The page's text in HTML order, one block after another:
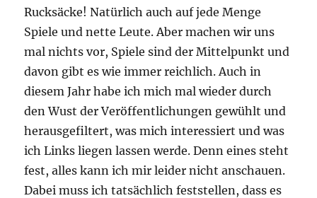
Rucksäcke! Natürlich auch auf jede Menge
Spiele und nette Leute. Aber machen wir uns
mal nichts vor, Spiele sind der Mittelpunkt und
davon gibt es wie immer reichlich. Auch in
diesem Jahr habe ich mich mal wieder durch
den Wust der Veröffentlichungen gewühlt und
herausgefiltert, was mich interessiert und was
ich Links liegen lassen werde. Denn eines steht
fest, alles kann ich mir leider nicht anschauen.
Dabei muss ich tatsächlich feststellen, dass es